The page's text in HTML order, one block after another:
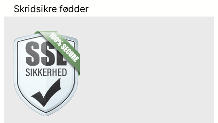
Skridsikre fødder